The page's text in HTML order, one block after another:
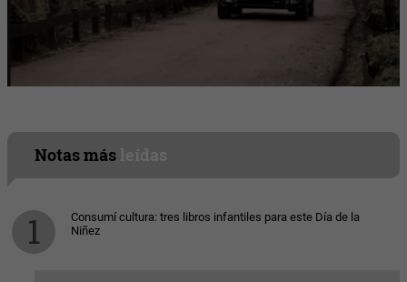
Notas más
Consumí cultura: tres libros infantiles para este Día de la
Niñez